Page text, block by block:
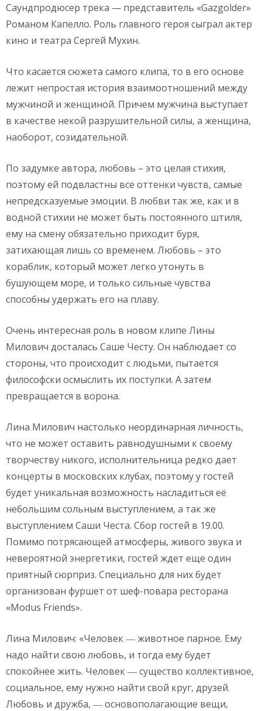
Саундпродюсер трека — представитель «Gazgolder»
Романом Капелло. Роль главного героя сыграл актер
кино и театра Сергей Мухин.
Что касается сюжета самого клипа, то в его основе
лежит непростая история взаимоотношений между
мужчиной и женщиной. Причем мужчина выступает
в качестве некой разрушительной силы, а женщина,
наоборот, созидательной.
По задумке автора, любовь – это целая стихия,
поэтому ей подвластны все оттенки чувств, самые
непредсказуемые эмоции. В любви так же, как и в
водной стихии не может быть постоянного штиля,
ему на смену обязательно приходит буря,
затихающая лишь со временем. Любовь – это
кораблик, который может легко утонуть в
бушующем море, и только сильные чувства
способны удержать его на плаву.
Очень интересная роль в новом клипе Лины
Милович досталась Саше Честу. Он наблюдает со
стороны, что происходит с людьми, пытается
философски осмыслить их поступки. А затем
превращается в ворона.
Лина Милович настолько неординарная личность,
что не может оставить равнодушными к своему
творчеству никого, исполнительница редко дает
концерты в московских клубах, поэтому у гостей
будет уникальная возможность насладиться её
небольшим сольным выступлением, а так же
выступлением Саши Честа. Сбор гостей в 19.00.
Помимо потрясающей атмосферы, живого звука и
невероятной энергетики, гостей ждет еще один
приятный сюрприз. Специально для них будет
организован фуршет от шеф-повара ресторана
«Modus Friends».
Лина Милович: «Человек ― животное парное. Ему
надо найти свою любовь, и тогда ему будет
спокойнее жить. Человек ― существо коллективное,
социальное, ему нужно найти свой круг, друзей.
Любовь и дружба, ― основополагающие вещи,